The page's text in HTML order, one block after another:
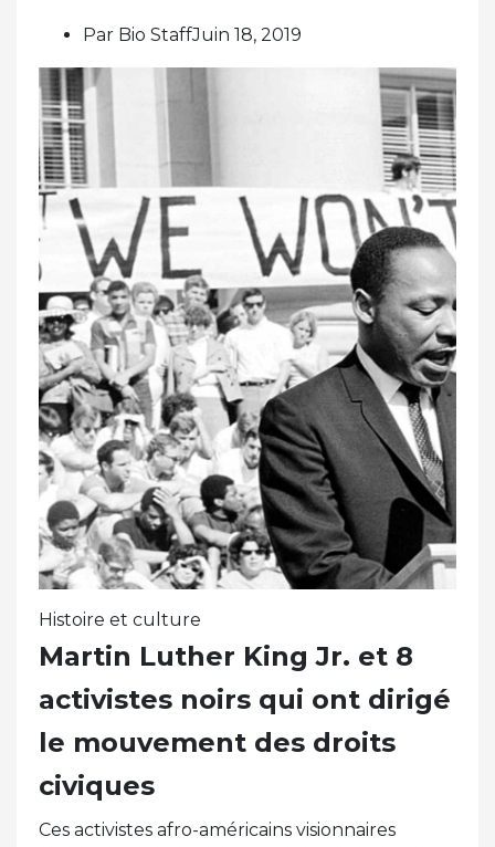
Par Bio StaffJuin 18, 2019
Histoire et culture
Martin Luther King Jr. et 8
activistes noirs qui ont dirigé
le mouvement des droits
civiques
Ces activistes afro-américains visionnaires